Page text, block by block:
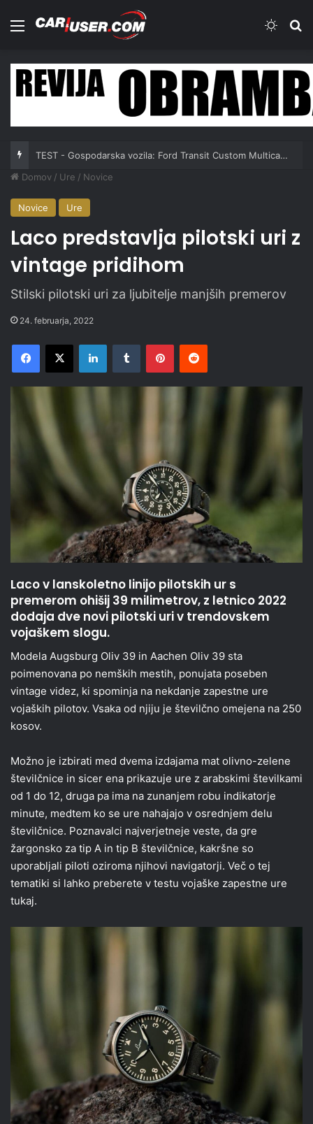
Meni
TEST - Gospodarska vozila: Ford Transit Custom Multicab 2.0 EcoBlue 170 KM A8
Domov / Ure / Novice
Novice Ure
Laco predstavlja pilotski uri z
vintage pridihom
Stilski pilotski uri za ljubitelje manjših premerov
24. februarja, 2022
Facebook
X LinkedInTumblr PinterestReddit
Laco v lanskoletno linijo pilotskih ur s
premerom ohišij 39 milimetrov, z letnico 2022
dodaja dve novi pilotski uri v trendovskem
vojaškem slogu.
Modela Augsburg Oliv 39 in Aachen Oliv 39 sta
poimenovana po nemških mestih, ponujata poseben
vintage videz, ki spominja na nekdanje zapestne ure
vojaških pilotov. Vsaka od njiju je številčno omejena na 250
kosov.
Možno je izbirati med dvema izdajama mat olivno-zelene
številčnice in sicer ena prikazuje ure z arabskimi številkami
od 1 do 12, druga pa ima na zunanjem robu indikatorje
minute, medtem ko se ure nahajajo v osrednjem delu
številčnice. Poznavalci najverjetneje veste, da gre
žargonsko za tip A in tip B številčnice, kakršne so
uporabljali piloti oziroma njihovi navigatorji. Več o tej
tematiki si lahko preberete v testu vojaške zapestne ure
tukaj.